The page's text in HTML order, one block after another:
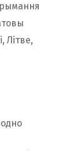
Літве,